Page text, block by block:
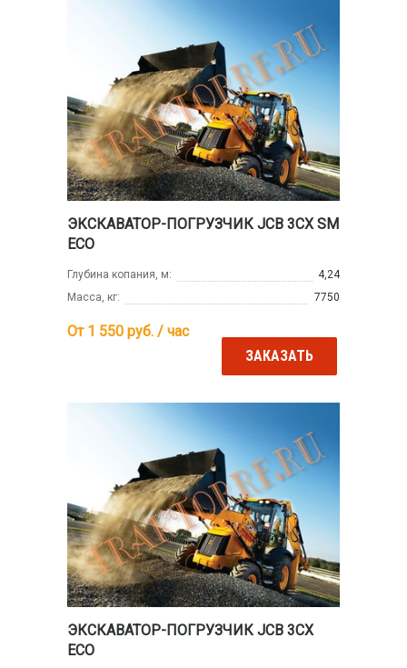
ЭКСКАВАТОР-ПОГРУЗЧИК JCB 3CX SM
ECO
Глубина копания, м:
4,24
Масса, кг:
7750
От 1 550 руб. / час
ЗАКАЗАТЬ
ЭКСКАВАТОР-ПОГРУЗЧИК JCB 3CX
ECO